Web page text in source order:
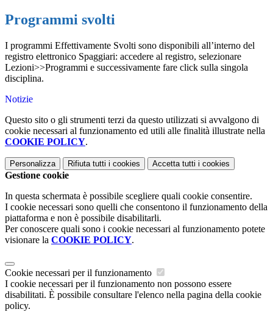
Programmi svolti
I programmi Effettivamente Svolti sono disponibili all’interno del
registro elettronico Spaggiari: accedere al registro, selezionare
Lezioni>>Programmi e successivamente fare click sulla singola
disciplina.
Notizie
Questo sito o gli strumenti terzi da questo utilizzati si avvalgono di
cookie necessari al funzionamento ed utili alle finalità illustrate nella
COOKIE POLICY.
Personalizza Rifiuta tutti i cookies Accetta tutti i cookies
Gestione cookie
In questa schermata è possibile scegliere quali cookie consentire.
I cookie necessari sono quelli che consentono il funzionamento della
piattaforma e non è possibile disabilitarli.
Per conoscere quali sono i cookie necessari al funzionamento potete
visionare la COOKIE POLICY.
Cookie necessari per il funzionamento
I cookie necessari per il funzionamento non possono essere
disabilitati. È possibile consultare l'elenco nella pagina della cookie
policy.